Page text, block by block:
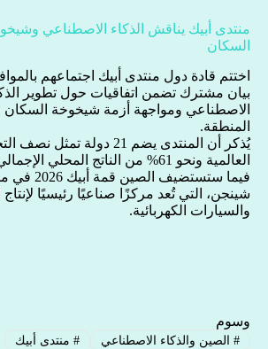
منتدى أبيك يناقش الذكاء الاصطناعي
السكان
اختتم قادة دول منتدى أبيك اجتماعهم
بيان مشترك تضمن اتفاقيات حول تطوير
الاصطناعي ومواجهة أزمة شيخوخة
المنطقة.
يُذكر أن المنتدى يضم 21 دولة تمثل
العالمية ونحو 61% من الناتج المحلي
فيما ستستضيف الصين
شينجن، التي تُعد مركزًا صناعيًا رئيسيًا لإنتاج
والسيارات الكهربائية.
وسوم
#الصين والذكاء الاصطناعي #منتدى أبيك